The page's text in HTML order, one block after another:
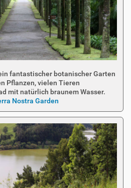
fantastischer botanischer Garten
Pflanzen, vielen Tieren
mit natürlich braunem Wasser.
Nostra Garden